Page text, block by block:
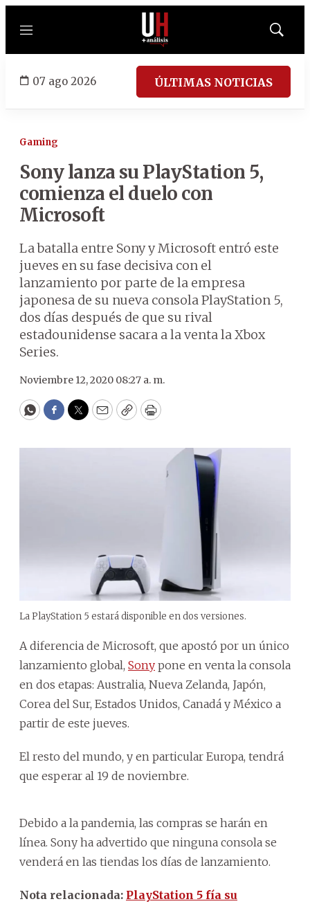
Menú
Mostrar
07 ago 2026 ÚLTIMAS NOTICIAS
Gaming
Sony lanza su PlayStation 5,
comienza el duelo con
Microsoft
La batalla entre Sony y Microsoft entró este
jueves en su fase decisiva con el
lanzamiento por parte de la empresa
japonesa de su nueva consola PlayStation 5,
dos días después de que su rival
estadounidense sacara a la venta la Xbox
Series.
Noviembre 12, 2020 08:27 a. m.
WhatsApp
Facebook
Twitter
EmailCopyPrint
La PlayStation 5 estará disponible en dos versiones.
A diferencia de Microsoft, que apostó por un único
lanzamiento global, Sony pone en venta la consola
en dos etapas: Australia, Nueva Zelanda, Japón,
Corea del Sur, Estados Unidos, Canadá y México a
partir de este jueves.
El resto del mundo, y en particular Europa, tendrá
que esperar al 19 de noviembre.
Debido a la pandemia, las compras se harán en
línea. Sony ha advertido que ninguna consola se
venderá en las tiendas los días de lanzamiento.
Nota relacionada: PlayStation 5 fía su